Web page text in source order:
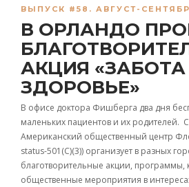
ВЫПУСК #58. АВГУСТ-
В ОРЛАНДО
АКЦИЯ
ЗДОРОВЬЕ»
В офисе доктора Фишберга два дня
маленьких пациентов и их родителей.
Американский общественный центр
status-501(C)(3)) организует в разных
благотворительные акции, программы,
общественные мероприятия в